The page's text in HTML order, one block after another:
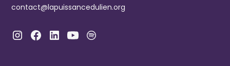
contact@lapuissancedulien.org